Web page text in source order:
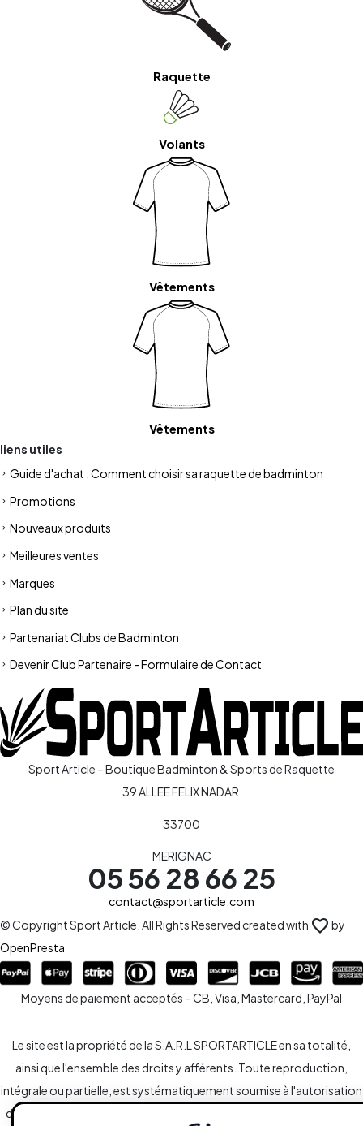
Raquette
Volants
Vêtements
Vêtements
liens utiles
Guide d'achat : Comment choisir sa raquette de badminton
Promotions
Nouveaux produits
Meilleures ventes
Marques
Plan du site
Partenariat Clubs de Badminton
Devenir Club Partenaire - Formulaire de Contact
Sport Article – Boutique Badminton & Sports de Raquette
39 ALLEE FELIX NADAR
33700
MERIGNAC
05 56 28 66 25
contact@sportarticle.com
© Copyright Sport Article. All Rights Reserved created with favorite by
OpenPresta
Moyens de paiement acceptés – CB, Visa, Mastercard, PayPal
Le site est la propriété de la S.A.R.L SPORTARTICLE en sa totalité,
ainsi que l'ensemble des droits y afférents. Toute reproduction,
intégrale ou partielle, est systématiquement soumise à l'autorisation
des propriétaires. Toutefois, les liaisons du type hypertextes vers le